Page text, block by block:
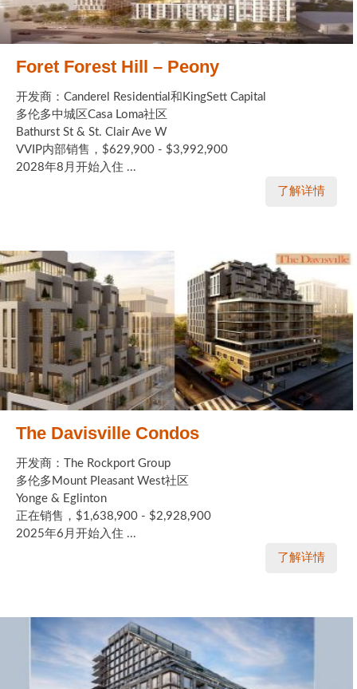
Foret Forest Hill – Peony
开发商：Canderel Residential和KingSett Capital
多伦多中城区Casa Loma社区
Bathurst St & St. Clair Ave W
VVIP内部销售，$629,900 - $3,992,900
2028年8月开始入住 ...
了解详情
The Davisville Condos
开发商：The Rockport Group
多伦多Mount Pleasant West社区
Yonge & Eglinton
正在销售，$1,638,900 - $2,928,900
2025年6月开始入住 ...
了解详情